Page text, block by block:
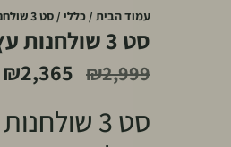
עמוד הבית/כללי/ סט 3 שולחנות עץ מנגו טבעי
סט 3 שולחנות עץ מנגו טבעי
₪2,999
₪2,365
סט 3